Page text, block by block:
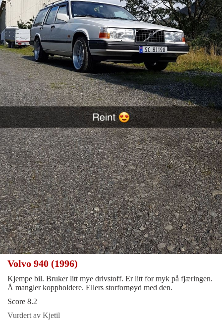
Volvo 940 (1996)
Kjempe bil. Bruker litt mye drivstoff. Er litt for myk på fjæringen.
Å mangler koppholdere. Ellers storfornøyd med den.
Score 8.2
Vurdert av Kjetil